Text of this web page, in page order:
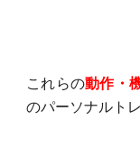
これらの動作・
のパーソナルト